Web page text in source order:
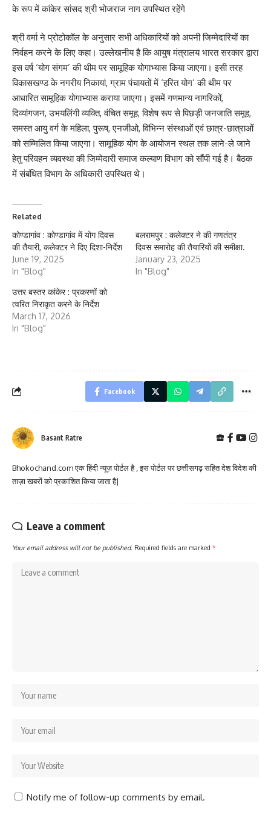
के रूप में कांकेर सांसद श्री भोजराज नाग उपस्थित रहेंगे
श्री वर्मा ने प्रोटोकॉल के अनुसार सभी अधिकारियों को अपनी जिम्मेदारियों का
निर्वहन करने के लिए कहा। उल्लेखनीय है कि आयुष मंत्रालय भारत सरकार द्वारा
इस वर्ष ‘योग संगम’ की थीम पर सामूहिक योगाभ्यास किया जाएगा। इसी तरह
विकासखण्ड के नगरीय निकायां, ग्राम पंचायतों में ‘हरित योग’ की थीम पर
आधारित सामूहिक योगाभ्यास कराया जाएगा। इसमें गणमान्य नागरिकों,
दिव्यांगजन, उभयलिंगी व्यक्ति, वंचित समूह, विशेष रूप से पिछड़ी जनजाति समूह,
समस्त आयु वर्ग के महिला, पुरूष, एनजीओ, विभिन्न संस्थाओं एवं छात्र-छात्राओं
को सम्मिलित किया जाएगा। सामूहिक योग के आयोजन स्थल तक लाने-ले जाने
हेतु परिवहन व्यवस्था की जिम्मेदारी समाज कल्याण विभाग को सौंपी गई है। बैठक
में संबंधित विभाग के अधिकारी उपस्थित थे।
Related
कोण्डागांव : कोण्डागांव में योग दिवस
की तैयारी, कलेक्टर ने दिए दिशा-निर्देश
June 19, 2025
In "Blog"
बलरामपुर : कलेक्टर ने की गणतंत्र
दिवस समारोह की तैयारियों की समीक्षा.
January 23, 2025
In "Blog"
उत्तर बस्तर कांकेर : प्रकरणों को
त्वरित निराकृत करने के निर्देश
March 17, 2026
In "Blog"
Facebook
Basant Ratre
Bhokochand.com एक हिंदी न्यूज़ पोर्टल है , इस पोर्टल पर छत्तीसगढ़ सहित देश विदेश की
ताज़ा खबरों को प्रकाशित किया जाता है|
Leave a comment
Your email address will not be published. Required fields are marked *
Notify me of follow-up comments by email.